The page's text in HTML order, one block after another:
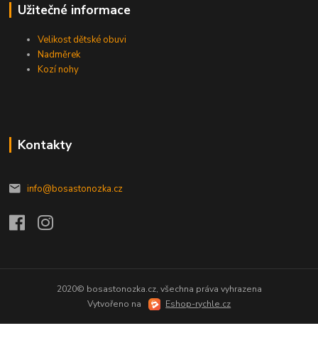
Užitečné informace
Velikost dětské obuvi
Nadměrek
Kozí nohy
Kontakty
info@bosastonozka.cz
2020© bosastonozka.cz, všechna práva vyhrazena
Vytvořeno na
Eshop-rychle.cz